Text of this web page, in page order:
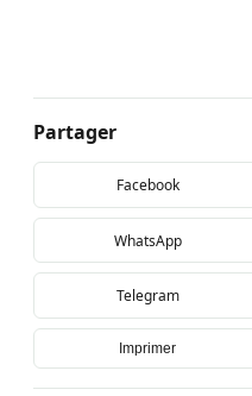
Partager
Facebook
WhatsApp
Telegram
Imprimer